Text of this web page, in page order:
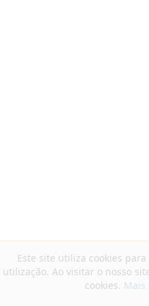
Este site utiliza cookies
utilização. Ao visitar o nosso
cookies. Mais